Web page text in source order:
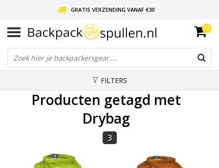
GRATIS VERZENDING VANAF €30
LIEFDE VOOR BACKPACKEN!
30 DAGEN GRATIS RETOUR
0
FILTERS
Producten getagd met
Drybag
3